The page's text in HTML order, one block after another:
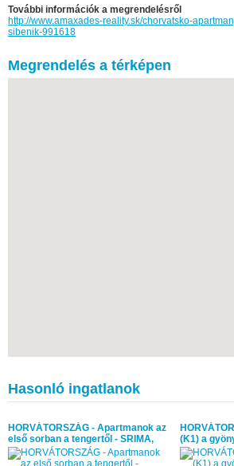
További információk a megrendelésről
http://www.amaxades-reality.sk/chorvatsko-
sibenik-991618
Megrendelés a térképen
Hasonló ingatlanok
HORVÁTORSZÁG - Apartmanok az
első sorban a tengertől - SRIMA,
VODICE
(K1) a